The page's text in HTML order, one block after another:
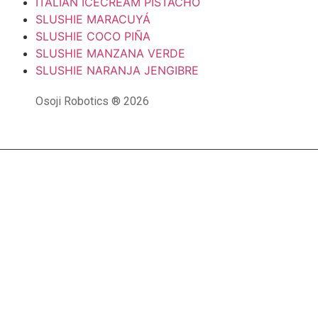
SLUSHIE MARACUYÁ
SLUSHIE COCO PIÑA
SLUSHIE MANZANA VERDE
SLUSHIE NARANJA JENGIBRE
Osoji Robotics ® 2026